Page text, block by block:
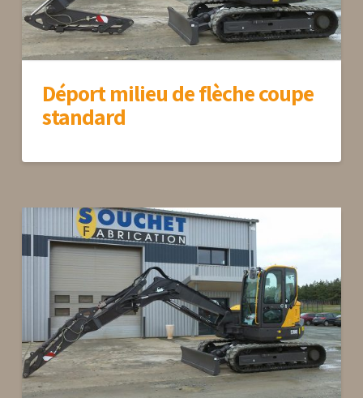
Déport milieu de flèche coupe
standard